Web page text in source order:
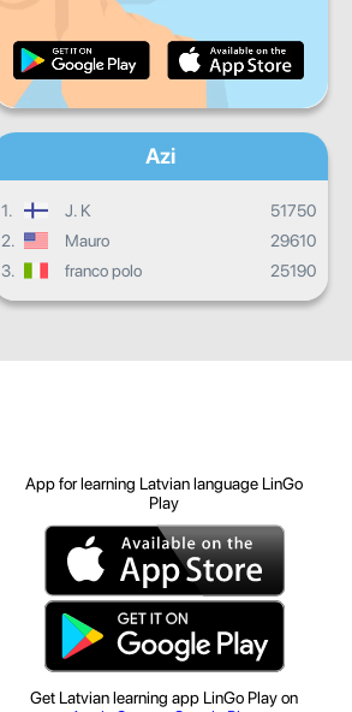
Progres total
Azi
1. J. K
51750
2.
Mauro
29610
3.
franco polo 25190
App for learning Latvian language LinGo
Play
Get Latvian learning app LinGo Play on